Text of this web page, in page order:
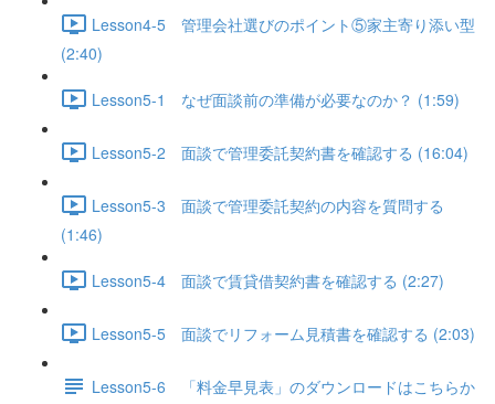
Lesson4-5 管理会社選びのポイント⑤家主寄り添い型
(2:40)
Lesson5-1 なぜ面談前の準備が必要なのか？ (1:59)
Lesson5-2 面談で管理委託契約書を確認する (16:04)
Lesson5-3 面談で管理委託契約の内容を質問する
(1:46)
Lesson5-4 面談で賃貸借契約書を確認する (2:27)
Lesson5-5 面談でリフォーム見積書を確認する (2:03)
Lesson5-6 「料金早見表」のダウンロードはこちらか